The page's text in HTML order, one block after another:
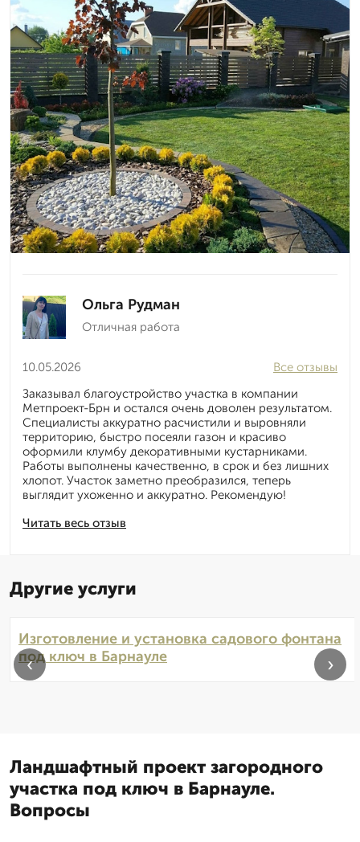
Ольга Рудман
Отличная работа
10.05.2026
Читать весь отзыв
Все отзывы
Заказывал благоустройство участка в компании
Метпроект-Брн и остался очень доволен результатом.
Специалисты аккуратно расчистили и выровняли
территорию, быстро посеяли газон и красиво
оформили клумбу декоративными кустарниками.
Работы выполнены качественно, в срок и без лишних
хлопот. Участок заметно преобразился, теперь
выглядит ухоженно и аккуратно. Рекомендую!
Другие услуги
Изготовление и установка садового фонтана
под ключ в Барнауле
‹ ›
Ландшафтный проект загородного
участка под ключ в Барнауле.
Вопросы